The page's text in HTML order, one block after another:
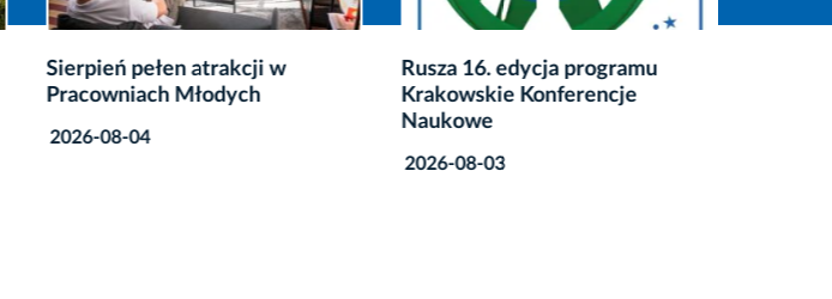
Sierpień pełen atrakcji w
Pracowniach Młodych
2026-08-04
Rusza 16. edycja programu
Krakowskie Konferencje
Naukowe
2026-08-03